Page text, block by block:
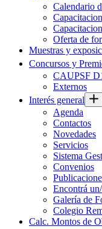
Calendario
Oferta de
Muestras y
Concursos y
CAUPSF
Externos
Interés general
Agenda
Contactos
Novedades
Servicios
Sistema
Convenios
Encontrá
Galería de
Colegio
Calc. Montos de